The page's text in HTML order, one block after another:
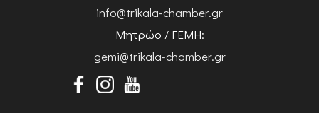
info@trikala-chamber.gr
Μητρώο / ΓΕΜΗ:
gemi@trikala-chamber.gr